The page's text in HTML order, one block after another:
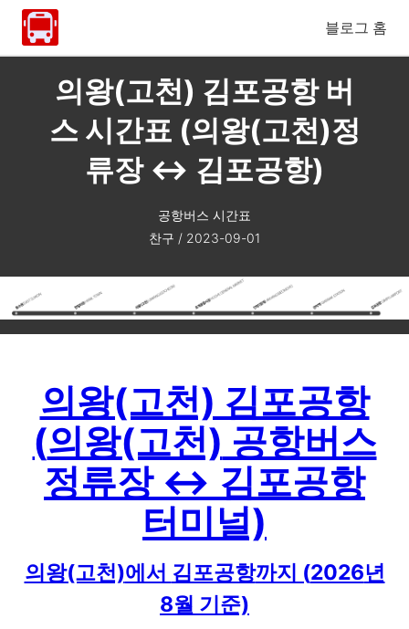
블로그 홈
의왕(고천) 김포공항 버
스 시간표 (의왕(고천)정
류장 ↔ 김포공항)
공항버스 시간표
찬구 / 2023-09-01
의왕(고천) 김포공항
(의왕(고천) 공항버스
정류장 ↔ 김포공항
터미널)
의왕(고천)에서 김포공항까지 (2026년
8월 기준)